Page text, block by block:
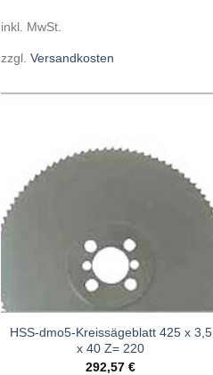
inkl. MwSt.
zzgl. Versandkosten
Meine
Sägen
hinzufügen
HSS-dmo5-Kreissägeblatt 425 x 3,5
x 40 Z= 220
292,57€